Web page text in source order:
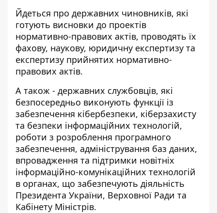
Йдеться про державних чиновників, які
готують висновки до проектів
нормативно-правових актів, проводять їх
фахову, наукову, юридичну експертизу та
експертизу прийнятих нормативно-
правових актів.
А також - державних службовців, які
безпосередньо виконують функції із
забезпечення кібербезпеки, кіберзахисту
та безпеки інформаційних технологій,
роботи з розроблення програмного
забезпечення, адміністрування баз даних,
впровадження та підтримки новітніх
інформаційно-комунікаційних технологій
в органах, що забезпечують діяльність
Президента України, Верховної Ради та
Кабінету Міністрів.